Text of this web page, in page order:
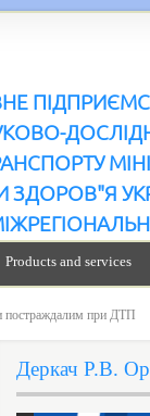
Products and services
постраждалим при ДТП
Деркач Р.В.